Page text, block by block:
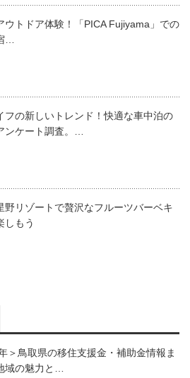
ウトドア体験！「PICA Fujiyama」での
…
フの新しいトレンド！快適な車中泊の
ンケート調査。…
野リゾートで贅沢なフルーツバーベキ
しもう
＞鳥取県の移住支援金・補助金情報ま
域の魅力と…